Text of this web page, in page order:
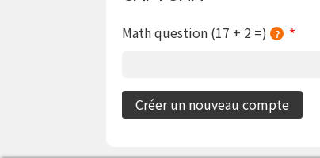
Math question (17 + 2 =)